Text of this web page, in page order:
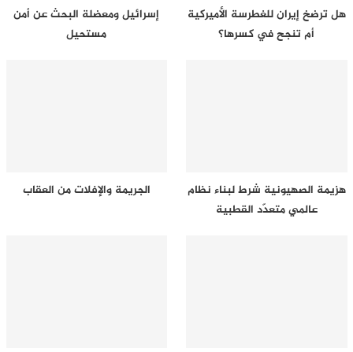
هل ترضخ إيران للغطرسة الأميركية
أم تنجح في كسرها؟
إسرائيل ومعضلة البحث عن أمن
مستحيل
هزيمة الصهيونية شرط لبناء نظام
عالمي متعدّد القطبية
الجريمة والإفلات من العقاب